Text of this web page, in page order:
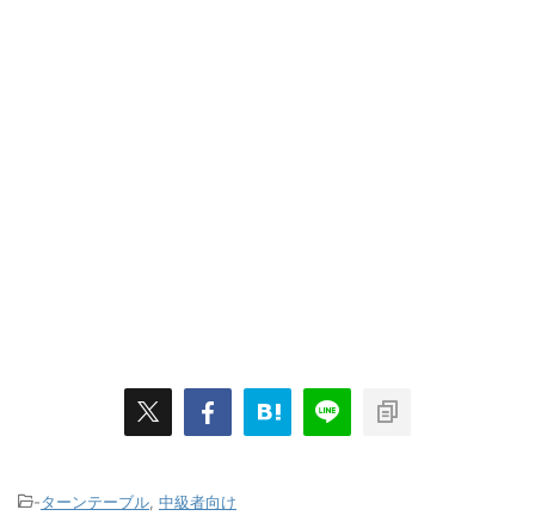
-ターンテーブル, 中級者向け